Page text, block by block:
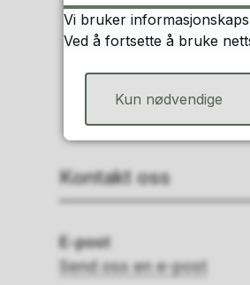
Kontakt oss
E-post
Send oss en e-post
Vi bruker
Ved å fortsette å bruke
Kun nødvendige